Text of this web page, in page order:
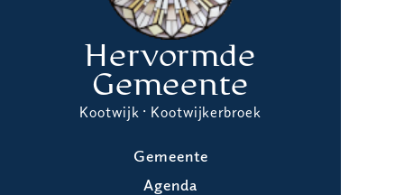
Hervormde
Gemeente
Kootwijk · Kootwijkerbroek
Gemeente
Agenda